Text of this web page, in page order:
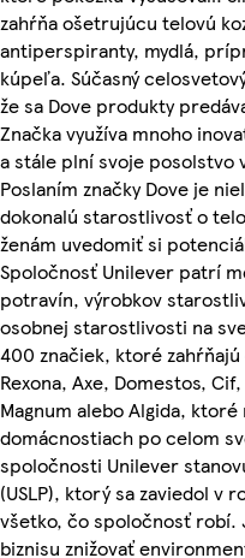
zahŕňa ošetrujúcu telovú
antiperspiranty, mydlá,
kúpeľa. Súčasný
že sa Dove produkty
Značka využíva mnoho
a stále plní svoje posolstvo
Poslaním značky Dove je
dokonalú starostlivosť o
ženám uvedomiť si
Spoločnosť Unilever patrí
potravín, výrobkov
osobnej starostlivosti na
400 značiek, ktoré
Rexona, Axe, Domestos,
Magnum alebo Algida,
domácnostiach po celom
spoločnosti Unilever
(USLP), ktorý sa zaviedol v
všetko, čo spoločnosť robí.
biznisu znižovať